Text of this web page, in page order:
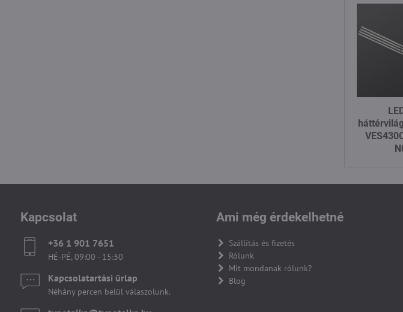
Kapcsolat
+36 1 901 7651
HÉ-PÉ, 09:00 - 15:30
Kapcsolatartási űrlap
Néhány percen belül válaszolunk.
Ami még érdekelhetné
Szállítás és fizetés
Rólunk
Mit mondanak rólunk?
Blog